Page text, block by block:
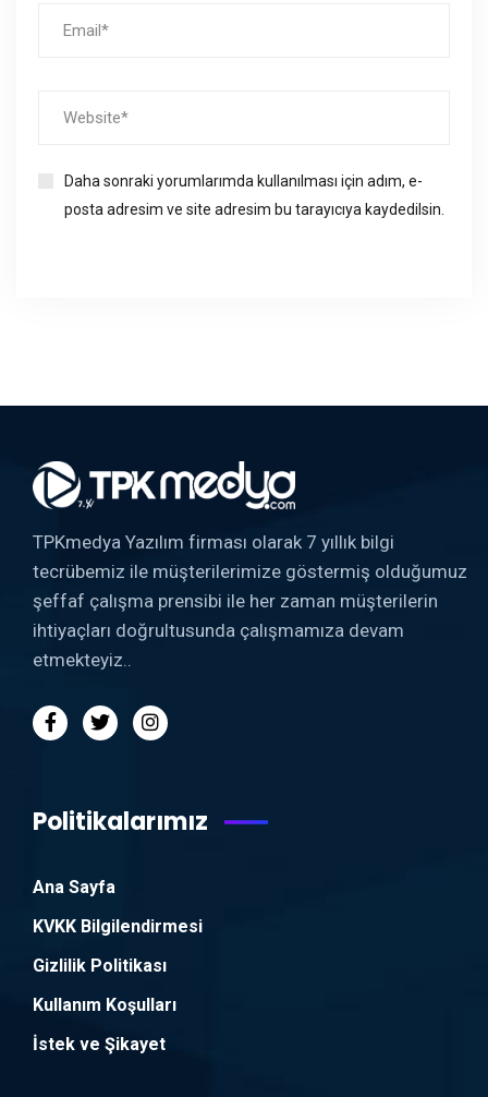
Daha sonraki yorumlarımda kullanılması için adım, e-
posta adresim ve site adresim bu tarayıcıya kaydedilsin.
TPKmedya Yazılım firması olarak 7 yıllık bilgi
tecrübemiz ile müşterilerimize göstermiş olduğumuz
şeffaf çalışma prensibi ile her zaman müşterilerin
ihtiyaçları doğrultusunda çalışmamıza devam
etmekteyiz..
Politikalarımız
Ana Sayfa
KVKK Bilgilendirmesi
Gizlilik Politikası
Kullanım Koşulları
İstek ve Şikayet